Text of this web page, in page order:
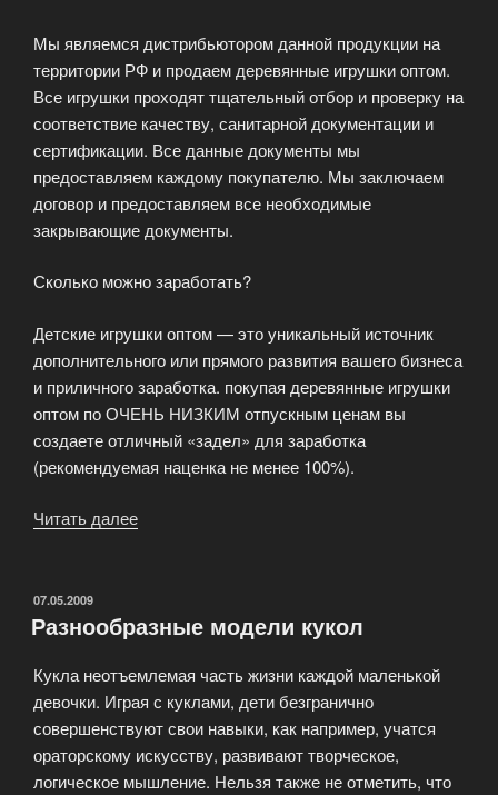
Мы являемся дистрибьютором данной продукции на
территории РФ и продаем деревянные игрушки оптом.
Все игрушки проходят тщательный отбор и проверку на
соответствие качеству, санитарной документации и
сертификации. Все данные документы мы
предоставляем каждому покупателю. Мы заключаем
договор и предоставляем все необходимые
закрывающие документы.
Сколько можно заработать?
Детские игрушки оптом — это уникальный источник
дополнительного или прямого развития вашего бизнеса
и приличного заработка. покупая деревянные игрушки
оптом по ОЧЕНЬ НИЗКИМ отпускным ценам вы
создаете отличный «задел» для заработка
(рекомендуемая наценка не менее 100%).
Читать далее
детских
ОПУБЛИКОВАНО
07.05.2009
Разнообразные модели кукол
Кукла неотъемлемая часть жизни каждой маленькой
девочки. Играя с куклами, дети безгранично
совершенствуют свои навыки, как например, учатся
ораторскому искусству, развивают творческое,
логическое мышление. Нельзя также не отметить, что